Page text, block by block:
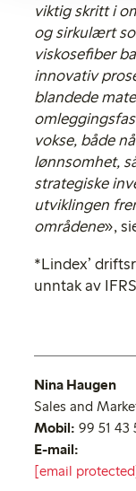
viktig skritt i
og sirkulært
viskosefiber
innovativ
blandede
vokse, både
lønnsomhet,
strategiske
utviklingen
områdene»,
*Lindex’
unntak av
Nina Haugen
Sales and
Mobil: 99 51 43
E-mail:
[email